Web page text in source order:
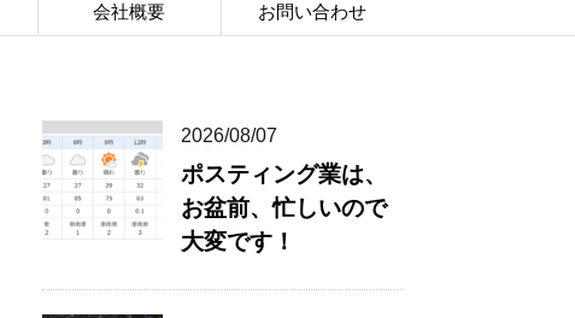
会社概要 お問い合わせ
2026/08/07
ポスティング業は、
お盆前、忙しいので
大変です！